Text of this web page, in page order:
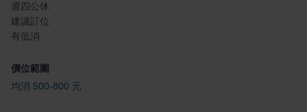
週四公休
建議訂位
有低消
價位範圍
均消 500-800 元